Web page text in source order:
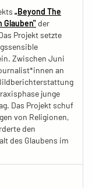
„Beyond The
Glauben" der
Projekt setzte
Zwischen Juni
an
junge
Das Projekt schuf
von Religionen,
den
des Glaubens im